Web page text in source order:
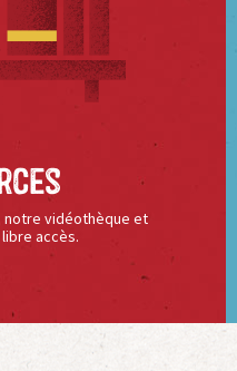
vidéothèque et
accès.